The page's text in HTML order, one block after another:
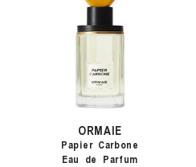
ORMAIE
Papier Carbone
Eau de Parfum